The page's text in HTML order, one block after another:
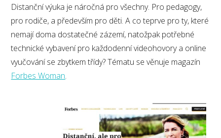
Distanční výuka je náročná pro všechny. Pro pedagogy,
pro rodiče, a především pro děti. A co teprve pro ty, které
nemají doma dostatečné zázemí, natožpak potřebné
technické vybavení pro každodenní videohovory a online
vyučování se zbytkem třídy? Tématu se věnuje magazín
Forbes Woman.